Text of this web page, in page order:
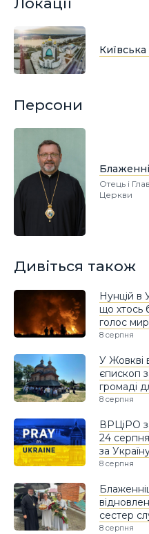
Київська
Персони
Отець і
Церкви
Дивіться також
Нунцій в
що хтось
голос
8 серпня
У Жовкві
єпископ
громаді
8 серпня
ВРЦіРО
24
за
8 серпня
сестер
8 серпня